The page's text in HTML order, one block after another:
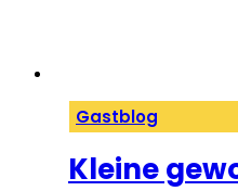
Gastblog
Kleine